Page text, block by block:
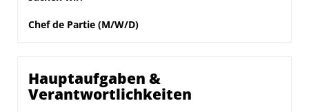
Chef de Partie (M/W/D)
Hauptaufgaben &
Verantwortlichkeiten